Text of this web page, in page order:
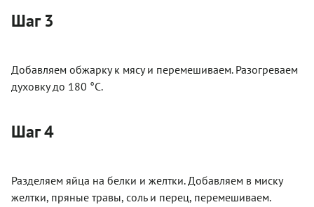
Шаг 3
Добавляем обжарку к мясу и перемешиваем. Разогреваем
духовку до 180 °С.
Шаг 4
Разделяем яйца на белки и желтки. Добавляем в миску
желтки, пряные травы, соль и перец, перемешиваем.